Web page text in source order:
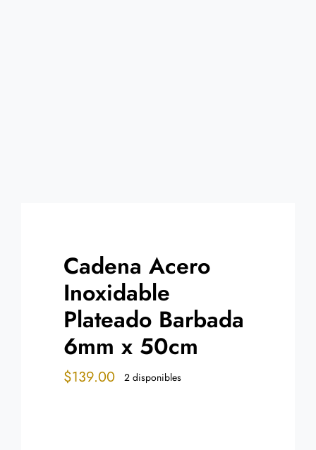
Cadena Acero
Inoxidable
Plateado Barbada
6mm x 50cm
$139.00 2 disponibles